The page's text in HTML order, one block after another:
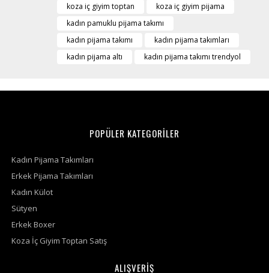
koza iç giyim toptan
koza iç giyim pijama
kadın pamuklu pijama takımı
kadın pijama takımı
kadın pijama takımları
kadın pijama altı
kadın pijama takımı trendyol
POPÜLER KATEGORİLER
Kadın Pijama Takımları
Erkek Pijama Takımları
Kadın Külot
Sütyen
Erkek Boxer
Koza İç Giyim Toptan Satış
ALIŞVERİŞ